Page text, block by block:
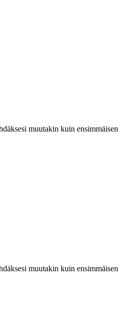
muutakin kuin ensimmäisen
muutakin kuin ensimmäisen